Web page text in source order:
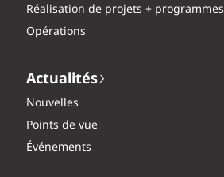
Réalisation de projets + programmes
Opérations
Actualités
Nouvelles
Points de vue
Événements